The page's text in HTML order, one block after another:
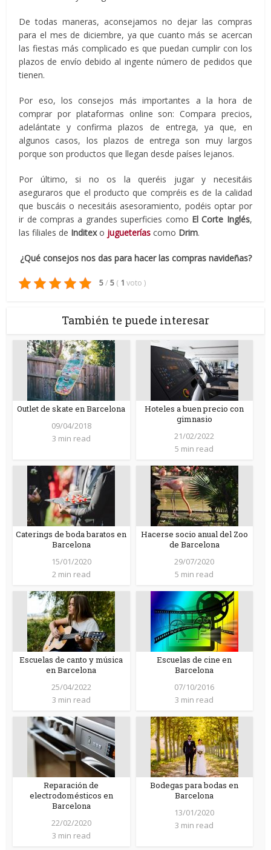
De todas maneras, aconsejamos no dejar las compras
para el mes de diciembre, ya que cuanto más se acercan
las fiestas más complicado es que puedan cumplir con los
plazos de envío debido al ingente número de pedidos que
tienen.
Por eso, los consejos más importantes a la hora de
comprar por plataformas online son: Compara precios,
adelántate y confirma plazos de entrega, ya que, en
algunos casos, los plazos de entrega son muy largos
porque son productos que llegan desde países lejanos.
Por último, si no os la queréis jugar y necesitáis
aseguraros que el producto que compréis es de la calidad
que buscáis o necesitáis asesoramiento, podéis optar por
ir de compras a grandes superficies como El Corte Inglés,
las filiales de Inditexo jugueterías como Drim.
¿Qué consejos nos das para hacer las compras navideñas?
5/ 5 ( 1 voto )
También te puede interesar
Outlet de skate en Barcelona
09/04/2018
3 min read
Hoteles a buen precio con
gimnasio
21/02/2022
5 min read
Caterings de boda baratos en
Barcelona
15/01/2020
2 min read
Hacerse socio anual del Zoo
de Barcelona
29/07/2020
5 min read
Escuelas de canto y música
en Barcelona
25/04/2022
3 min read
Escuelas de cine en
Barcelona
07/10/2016
3 min read
Reparación de
electrodomésticos en
Barcelona
22/02/2020
3 min read
Bodegas para bodas en
Barcelona
13/01/2020
3 min read